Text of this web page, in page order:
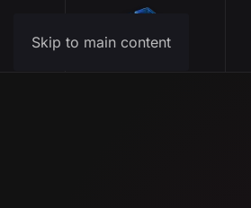
Skip to main content